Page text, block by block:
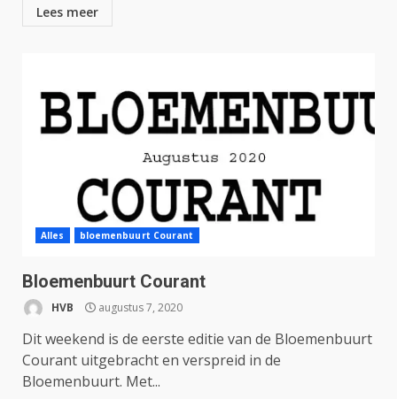
Lees meer
Alles bloemenbuurt Courant
Bloemenbuurt Courant
HVB augustus 7, 2020
Dit weekend is de eerste editie van de Bloemenbuurt
Courant uitgebracht en verspreid in de
Bloemenbuurt. Met...